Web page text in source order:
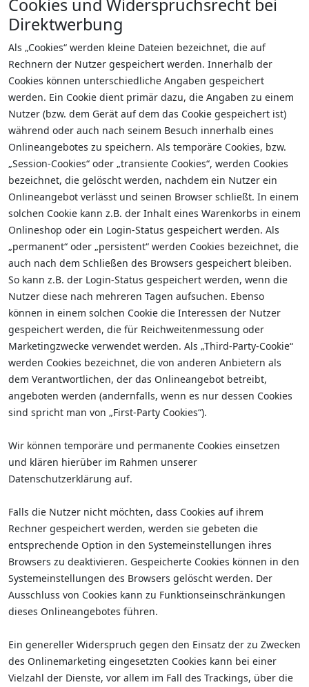
Cookies und Widerspruchsrecht bei
Direktwerbung
Als „Cookies“ werden kleine Dateien bezeichnet, die auf
Rechnern der Nutzer gespeichert werden. Innerhalb der
Cookies können unterschiedliche Angaben gespeichert
werden. Ein Cookie dient primär dazu, die Angaben zu einem
Nutzer (bzw. dem Gerät auf dem das Cookie gespeichert ist)
während oder auch nach seinem Besuch innerhalb eines
Onlineangebotes zu speichern. Als temporäre Cookies, bzw.
„Session-Cookies“ oder „transiente Cookies“, werden Cookies
bezeichnet, die gelöscht werden, nachdem ein Nutzer ein
Onlineangebot verlässt und seinen Browser schließt. In einem
solchen Cookie kann z.B. der Inhalt eines Warenkorbs in einem
Onlineshop oder ein Login-Status gespeichert werden. Als
„permanent“ oder „persistent“ werden Cookies bezeichnet, die
auch nach dem Schließen des Browsers gespeichert bleiben.
So kann z.B. der Login-Status gespeichert werden, wenn die
Nutzer diese nach mehreren Tagen aufsuchen. Ebenso
können in einem solchen Cookie die Interessen der Nutzer
gespeichert werden, die für Reichweitenmessung oder
Marketingzwecke verwendet werden. Als „Third-Party-Cookie“
werden Cookies bezeichnet, die von anderen Anbietern als
dem Verantwortlichen, der das Onlineangebot betreibt,
angeboten werden (andernfalls, wenn es nur dessen Cookies
sind spricht man von „First-Party Cookies“).
Wir können temporäre und permanente Cookies einsetzen
und klären hierüber im Rahmen unserer
Datenschutzerklärung auf.
Falls die Nutzer nicht möchten, dass Cookies auf ihrem
Rechner gespeichert werden, werden sie gebeten die
entsprechende Option in den Systemeinstellungen ihres
Browsers zu deaktivieren. Gespeicherte Cookies können in den
Systemeinstellungen des Browsers gelöscht werden. Der
Ausschluss von Cookies kann zu Funktionseinschränkungen
dieses Onlineangebotes führen.
Ein genereller Widerspruch gegen den Einsatz der zu Zwecken
des Onlinemarketing eingesetzten Cookies kann bei einer
Vielzahl der Dienste, vor allem im Fall des Trackings, über die